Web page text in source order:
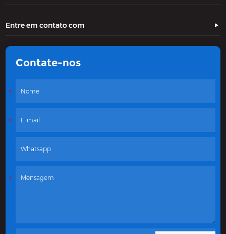
Entre em contato com
Contate-nos